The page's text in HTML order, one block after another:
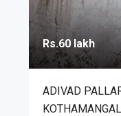
Rs.60 lakh
ADIVAD